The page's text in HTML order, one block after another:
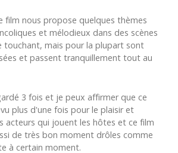
film nous propose quelques thèmes
et mélodieux dans des scènes
touchant, mais pour la plupart sont
et passent tranquillement tout au
3 fois et je peux affirmer que ce
plus d'une fois pour le plaisir et
acteurs qui jouent les hôtes et ce film
de très bon moment drôles comme
à certain moment.